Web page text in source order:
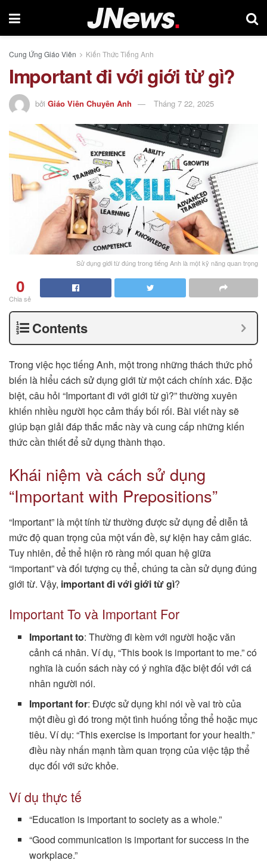
Cung Ứng Giáo Viên Kiến Thức Tiếng Anh
Important đi với giới từ gì?
bởi Giáo Viên Chuyên Anh Tháng 7 22, 2025
Sử dụng giới từ đúng trong tiếng Anh là một kỹ năng quan trọng
0
Chia sẻ
Contents
Trong việc học tiếng Anh, một trong những thách thức phổ
biến là hiểu cách sử dụng giới từ một cách chính xác. Đặc
biệt, câu hỏi “Important đi với giới từ gì?” thường xuyên
khiến nhiều người học cảm thấy bối rối. Bài viết này sẽ
giúp bạn giải đáp thắc mắc này và cung cấp những kiến
thức cần thiết để sử dụng thành thạo.
Khái niệm và cách sử dụng
“Important with Prepositions”
“Important” là một tính từ thường được sử dụng để diễn tả
mức độ quan trọng của một vấn đề, sự kiện hay cảm giác.
Tuy nhiên, để thể hiện rõ ràng mối quan hệ giữa
“important” và đối tượng cụ thể, chúng ta cần sử dụng đúng
giới từ. Vậy, important đi với giới từ gì?
Important To và Important For
Important to: Thường đi kèm với người hoặc văn
cảnh cá nhân. Ví dụ, “This book is important to me.” có
nghĩa là cuốn sách này có ý nghĩa đặc biệt đối với cá
nhân người nói.
Important for: Được sử dụng khi nói về vai trò của
một điều gì đó trong một tình huống tổng thể hoặc mục
tiêu. Ví dụ: “This exercise is important for your health.”
điều này nhấn mạnh tầm quan trọng của việc tập thể
dục đối với sức khỏe.
Ví dụ thực tế
“Education is important to society as a whole.”
“Good communication is important for success in the
workplace.”